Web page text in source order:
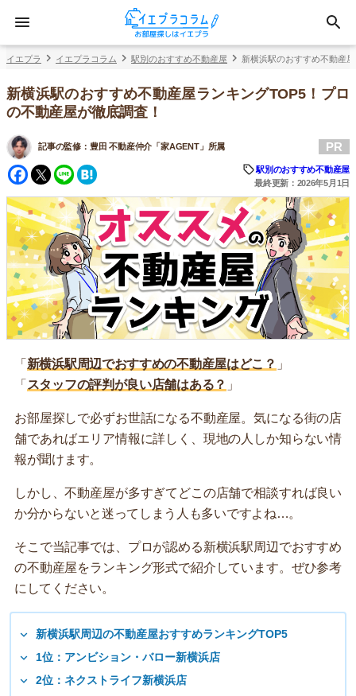
イエプラ イエプラコラム 駅別のおすすめ不動産屋 新横浜駅のおすすめ不動産
新横浜駅のおすすめ不動産屋ランキングTOP5！プロ
の不動産屋が徹底調査！
記事の監修： 豊田 不動産仲介「家AGENT」所属
Facebook
Twitter
Line
PR
駅別のおすすめ不動産屋
最終更新：2026年5月1日
「 新横浜駅周辺でおすすめの不動産屋はどこ？ 」
「 スタッフの評判が良い店舗はある？ 」
お部屋探しで必ずお世話になる不動産屋。気になる街の店
舗であればエリア情報に詳しく、現地の人しか知らない情
報が聞けます。
しかし、不動産屋が多すぎてどこの店舗で相談すれば良い
か分からないと迷ってしまう人も多いですよね…。
そこで当記事では、プロが認める新横浜駅周辺でおすすめ
の不動産屋をランキング形式で紹介しています。ぜひ参考
にしてください。
新横浜駅周辺の不動産屋おすすめランキングTOP5
1位：アンビション・バロー新横浜店
2位：ネクストライフ新横浜店